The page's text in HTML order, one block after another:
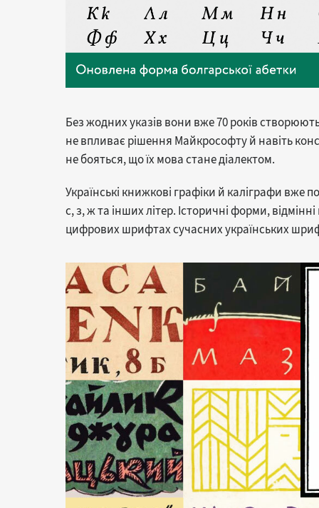
Без жодних указів вони вже 70 років
не впливає рішення Майкрософту й навіть
не бояться, що їх мова стане діалектом.
Українські книжкові графіки й каліграфи вже
с, з, ж та інших літер. Історичні форми,
цифрових шрифтах сучасних українських